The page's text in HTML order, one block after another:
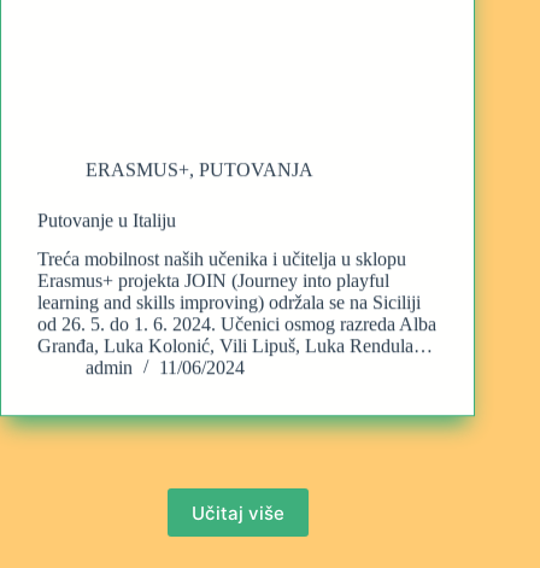
ERASMUS+, PUTOVANJA
Putovanje u Italiju
Treća mobilnost naših učenika i učitelja u sklopu
Erasmus+ projekta JOIN (Journey into playful
learning and skills improving) održala se na Siciliji
od 26. 5. do 1. 6. 2024. Učenici osmog razreda Alba
Granđa, Luka Kolonić, Vili Lipuš, Luka Rendula…
admin
11/06/2024
Učitaj više